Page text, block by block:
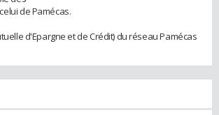
de Pamécas.
d'Epargne et de Crédit) du réseau Pamécas